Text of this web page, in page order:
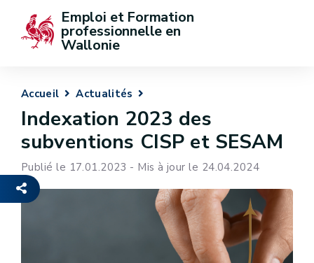
Emploi et Formation
professionnelle en
Wallonie
Accueil Actualités
Indexation 2023 des
subventions CISP et SESAM
Publié le 17.01.2023 - Mis à jour le 24.04.2024